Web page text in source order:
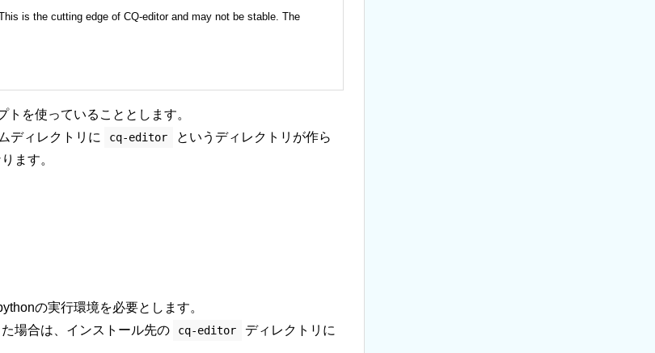
is the cutting edge of CQ-editor and may not be stable. The
を使っていることとします。
ディレクトリに
cq-editor
というディレクトリが作ら
ます。
の実行環境を必要とします。
場合は、インストール先の
cq-editor
ディレクトリに